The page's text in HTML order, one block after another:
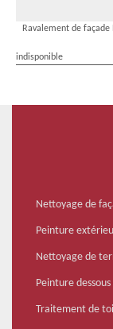
Ravalement de
indisponible
Nettoyage de
Peinture
Nettoyage de
Peinture
Traitement de